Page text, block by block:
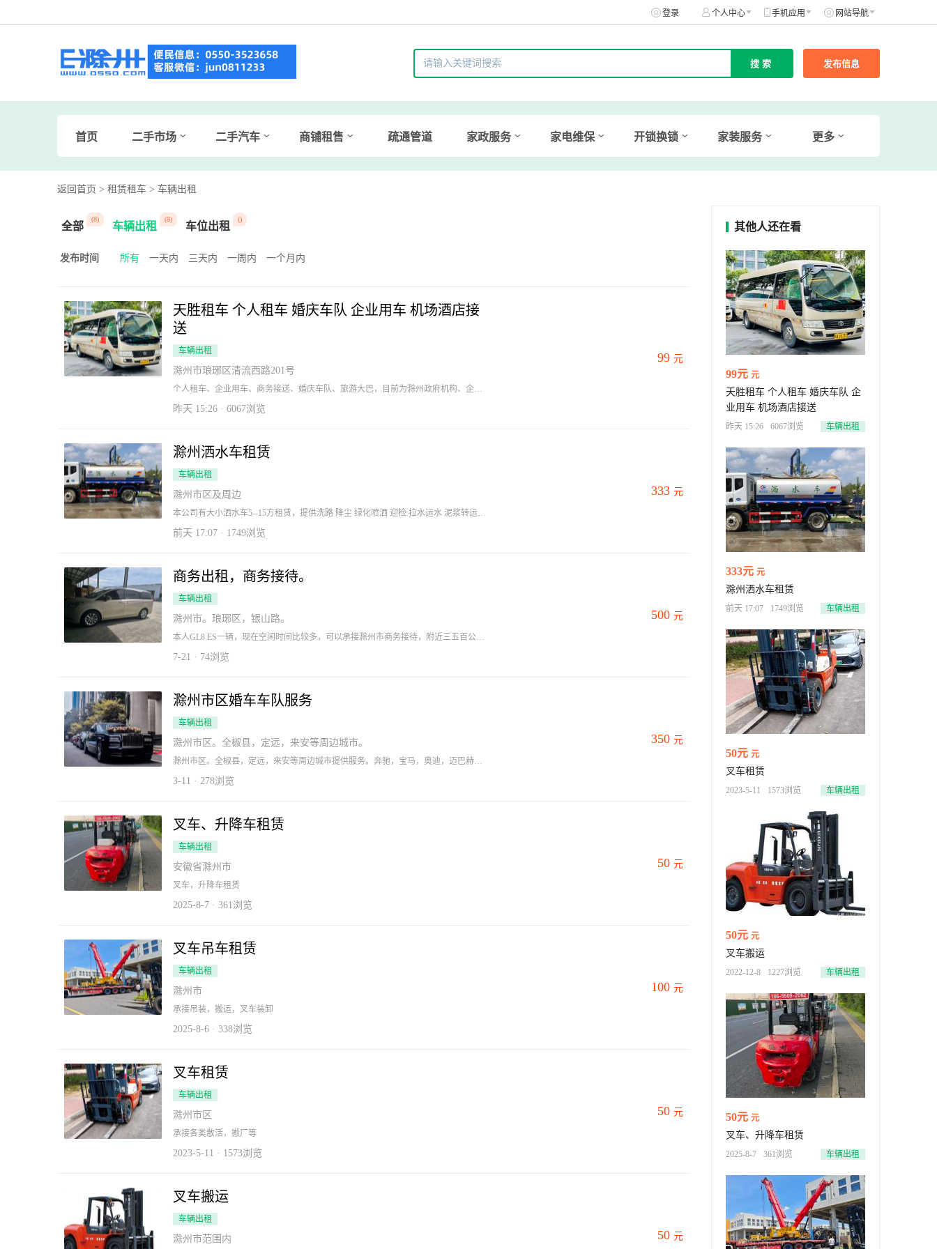
登录 个人中心 手机应用 网站导航
发布信息
首页 二手市场 二手汽车 商铺租售 疏通管道 家政服务 家电维保 开锁换锁 家装服务 更多
返回首页 > 租赁租车 > 车辆出租
全部
(8)
车辆出租
(8)
车位出租
()
发布时间 所有 一天内 三天内 一周内 一个月内
天胜租车 个人租车 婚庆车队 企业用车 机场酒店接
送
车辆出租
滁州市琅琊区清流西路201号
个人租车、企业用车、商务接送、婚庆车队、旅游大巴，目前为滁州政府机构、企事
服务。现公司车辆有奔驰，宝马，奥迪，大众，别克，丰田，本田，日产，轿车、商
昨天 15:26 · 6067浏览
99 元
滁州洒水车租赁
车辆出租
滁州市区及周边
本公司有大小洒水车5--15方租赁，提供洗路 降尘 绿化喷洒 迎检 拉水运水 泥浆转运等
不必要的人工支出，欢迎来电咨询
前天 17:07 · 1749浏览
333 元
商务出租，商务接待。
车辆出租
滁州市。琅琊区，银山路。
本人GL8 ES一辆，现在空闲时间比较多，可以承接滁州市商务接待，附近三五百公里
7-21 · 74浏览
500 元
滁州市区婚车车队服务
车辆出租
滁州市区。全椒县，定远，来安等周边城市。
滁州市区。全椒县，定远，来安等周边城市提供服务。奔驰，宝马，奥迪，迈巴赫等
3-11 · 278浏览
350 元
叉车、升降车租赁
车辆出租
安徽省滁州市
叉车，升降车租赁
2025-8-7 · 361浏览
50 元
叉车吊车租赁
车辆出租
滁州市
承接吊装，搬运，叉车装卸
2025-8-6 · 338浏览
100 元
叉车租赁
车辆出租
滁州市区
承接各类散活，搬厂等
2023-5-11 · 1573浏览
50 元
叉车搬运
车辆出租
滁州市范围内 50 元
其他人还在看
99元 元
天胜租车 个人租车 婚庆车队 企
业用车 机场酒店接送
昨天 15:26 6067浏览 车辆出租
333元 元
滁州洒水车租赁
前天 17:07 1749浏览 车辆出租
50元 元
叉车租赁
2023-5-11 1573浏览 车辆出租
50元 元
叉车搬运
2022-12-8 1227浏览 车辆出租
50元 元
叉车、升降车租赁
2025-8-7 361浏览 车辆出租